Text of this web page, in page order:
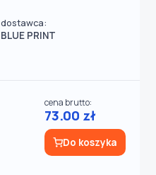
dostawca:
BLUE PRINT
cena brutto:
73.00 zł
Do koszyka